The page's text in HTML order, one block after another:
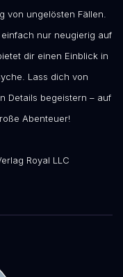
von ungelösten Fällen.
nur neugierig auf
dir einen Einblick in
Lass dich von
Details begeistern – auf
Abenteuer!
Royal LLC